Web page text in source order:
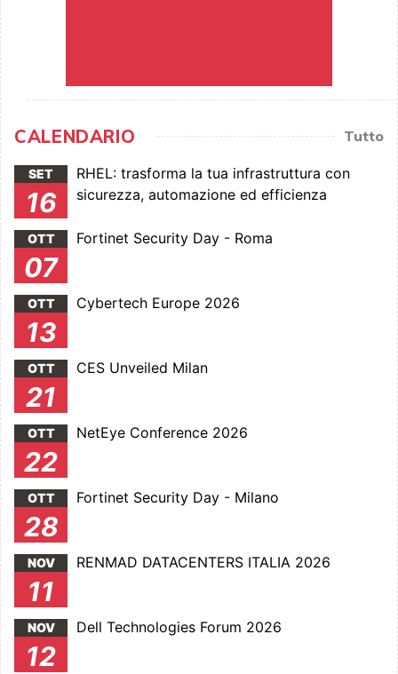
CALENDARIO Tutto
SET
16
RHEL: trasforma la tua infrastruttura con
sicurezza, automazione ed efficienza
OTT
07
Fortinet Security Day - Roma
OTT
13
Cybertech Europe 2026
OTT
21
CES Unveiled Milan
OTT
22
NetEye Conference 2026
OTT
28
Fortinet Security Day - Milano
NOV
11
RENMAD DATACENTERS ITALIA 2026
NOV
12
Dell Technologies Forum 2026